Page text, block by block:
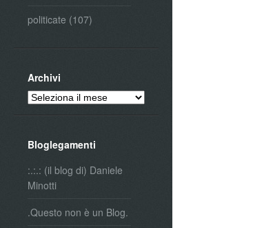
politicate (107)
Archivi
Archivi
Bloglegamenti
:.:.: (il blog di) Daniele
Minotti
.Questo non è un Blog.